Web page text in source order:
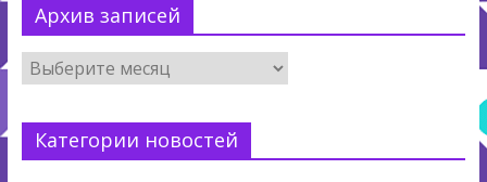
Архив записей
Категории новостей